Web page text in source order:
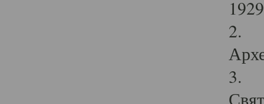
2.
3.